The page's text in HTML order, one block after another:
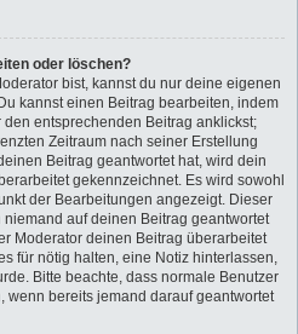
oder löschen?
bist, kannst du nur deine eigenen
kannst einen Beitrag bearbeiten, indem
den entsprechenden Beitrag anklickst;
Zeitraum nach seiner Erstellung
Beitrag geantwortet hat, wird dein
gekennzeichnet. Es wird sowohl
der Bearbeitungen angezeigt. Dieser
auf deinen Beitrag geantwortet
Moderator deinen Beitrag überarbeitet
für nötig halten, eine Notiz hinterlassen,
Bitte beachte, dass normale Benutzer
wenn bereits jemand darauf geantwortet